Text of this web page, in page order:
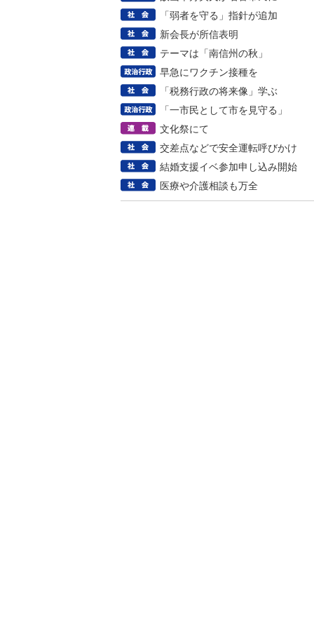
「弱者を守る」指針が追加
新会長が所信表明
テーマは「南信州の秋」
早急にワクチン接種を
「税務行政の将来像」学ぶ
「一市民として市を見守る」
文化祭にて
交差点などで安全運転呼びかけ
結婚支援イベ参加申し込み開始
医療や介護相談も万全